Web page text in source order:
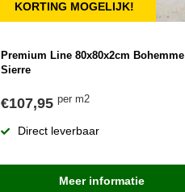
KORTING MOGELIJK!
Premium Line 80x80x2cm Bohemme
Sierre
€107,95 per m2
Direct leverbaar
Meer informatie